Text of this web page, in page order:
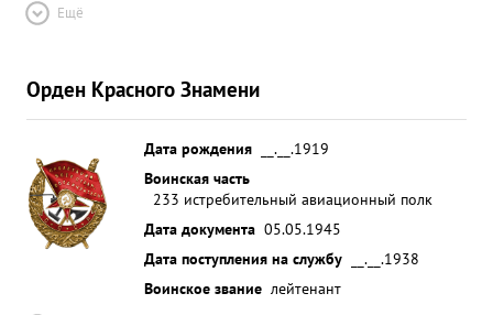
Ещё
Орден Красного Знамени
Дата рождения
__.__.1919
Воинская часть
233 истребительный авиационный полк
Дата документа 05.05.1945
Дата поступления на службу
__.__.1938
Воинское звание лейтенант